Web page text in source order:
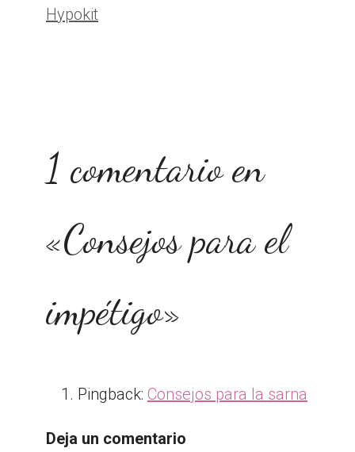
Hypokit
1 comentario en
«Consejos para el
impétigo»
Pingback: Consejos para la sarna
Deja un comentario